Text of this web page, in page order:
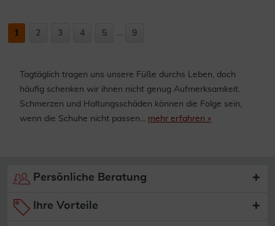
1 2 3 4 5 ... 9
Tagtäglich tragen uns unsere Füße durchs Leben, doch
häufig schenken wir ihnen nicht genug Aufmerksamkeit.
Schmerzen und Haltungsschäden können die Folge sein,
wenn die Schuhe nicht passen... mehr erfahren »
Persönliche Beratung
Ihre Vorteile